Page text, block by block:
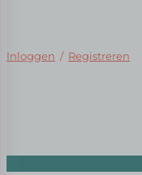
Inloggen / Registreren